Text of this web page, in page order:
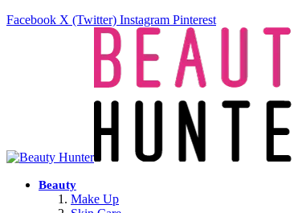
Facebook X (Twitter) Instagram Pinterest
Beauty
Make Up